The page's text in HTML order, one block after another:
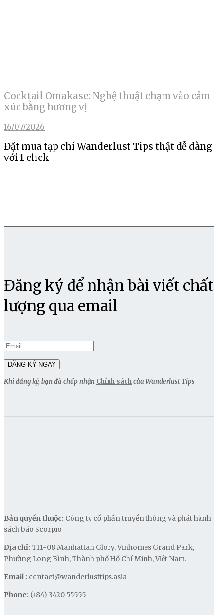
Cocktail Omakase: Nghệ thuật chạm vào cảm
xúc bằng hương vị
16/07/2026
Đặt mua tạp chí Wanderlust Tips thật dễ dàng
với 1 click
Đăng ký để nhận bài viết chất
lượng qua email
Khi đăng ký, bạn đã chấp nhận Chính sáchcủa Wanderlust Tips
Bản quyền thuộc: Công ty cổ phần truyền thông và phát hành
sách báo Scorpio
Địa chỉ: T11-08 Manhattan Glory, Vinhomes Grand Park,
Phường Long Bình, Thành phố Hồ Chí Minh, Việt Nam.
Email : contact@wanderlusttips.asia
Phone: (+84) 3420 55555